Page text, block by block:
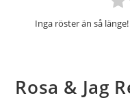
Inga röster än så
Rosa & Jag